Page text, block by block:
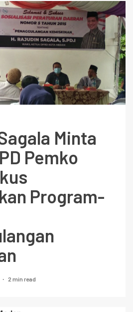
Minta
Pemko
Program-
2 min read